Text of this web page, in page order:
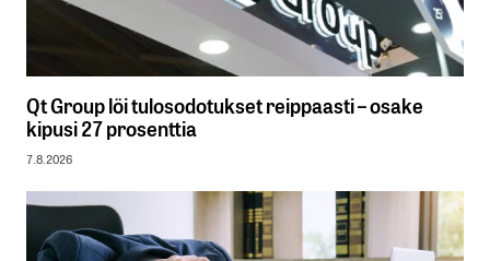
Qt Group löi tulosodotukset reippaasti – osake
kipusi 27 prosenttia
7.8.2026